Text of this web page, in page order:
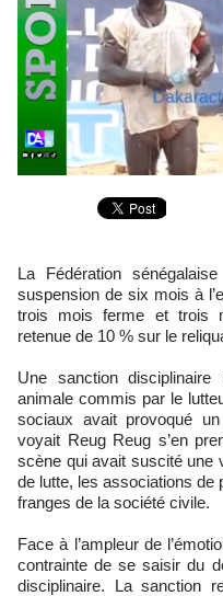
La Fédération sénégalaise de lutte (FSL) a prononcé une
suspension de six mois à
trois mois ferme et trois
retenue de 10 % sur le
Une sanction
animale commis par le
sociaux avait provoqué
voyait Reug Reug s’en
scène qui avait suscité une
de lutte, les associations de
franges de la société civile.
Face à l’ampleur de
contrainte de se saisir du
disciplinaire. La sanction